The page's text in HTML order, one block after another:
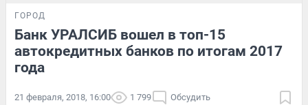
ГОРОД
Банк УРАЛСИБ вошел в топ-15
автокредитных банков по итогам 2017
года
21 февраля, 2018, 16:00 1 799 Обсудить